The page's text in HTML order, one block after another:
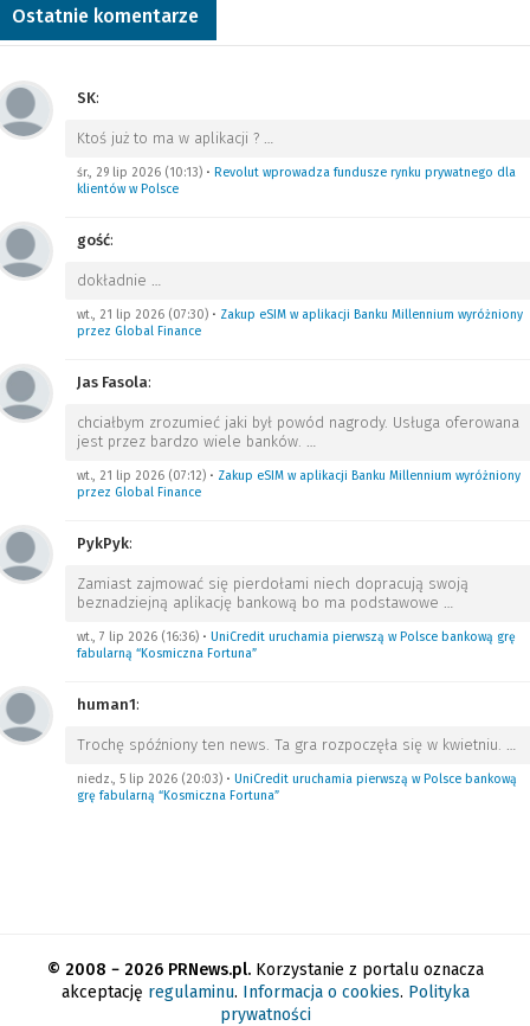
Ostatnie komentarze
SK:
Ktoś już to ma w aplikacji ? …
śr., 29 lip 2026 (10:13) • Revolut wprowadza fundusze rynku prywatnego dla
klientów w Polsce
gość:
dokładnie …
wt., 21 lip 2026 (07:30) • Zakup eSIM w aplikacji Banku Millennium wyróżniony
przez Global Finance
Jas Fasola:
chciałbym zrozumieć jaki był powód nagrody. Usługa oferowana
jest przez bardzo wiele banków. …
wt., 21 lip 2026 (07:12) • Zakup eSIM w aplikacji Banku Millennium wyróżniony
przez Global Finance
PykPyk:
Zamiast zajmować się pierdołami niech dopracują swoją
beznadziejną aplikację bankową bo ma podstawowe …
wt., 7 lip 2026 (16:36) • UniCredit uruchamia pierwszą w Polsce bankową grę
fabularną “Kosmiczna Fortuna”
human1:
Trochę spóźniony ten news. Ta gra rozpoczęła się w kwietniu. …
niedz., 5 lip 2026 (20:03) • UniCredit uruchamia pierwszą w Polsce bankową
grę fabularną “Kosmiczna Fortuna”
© 2008 − 2026 PRNews.pl.Korzystanie z portalu oznacza
akceptację regulaminu. Informacja o cookies. Polityka
prywatności